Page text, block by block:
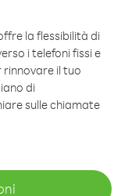
la flessibilità di
i telefoni fissi e
rinnovare il tuo
di
sulle chiamate